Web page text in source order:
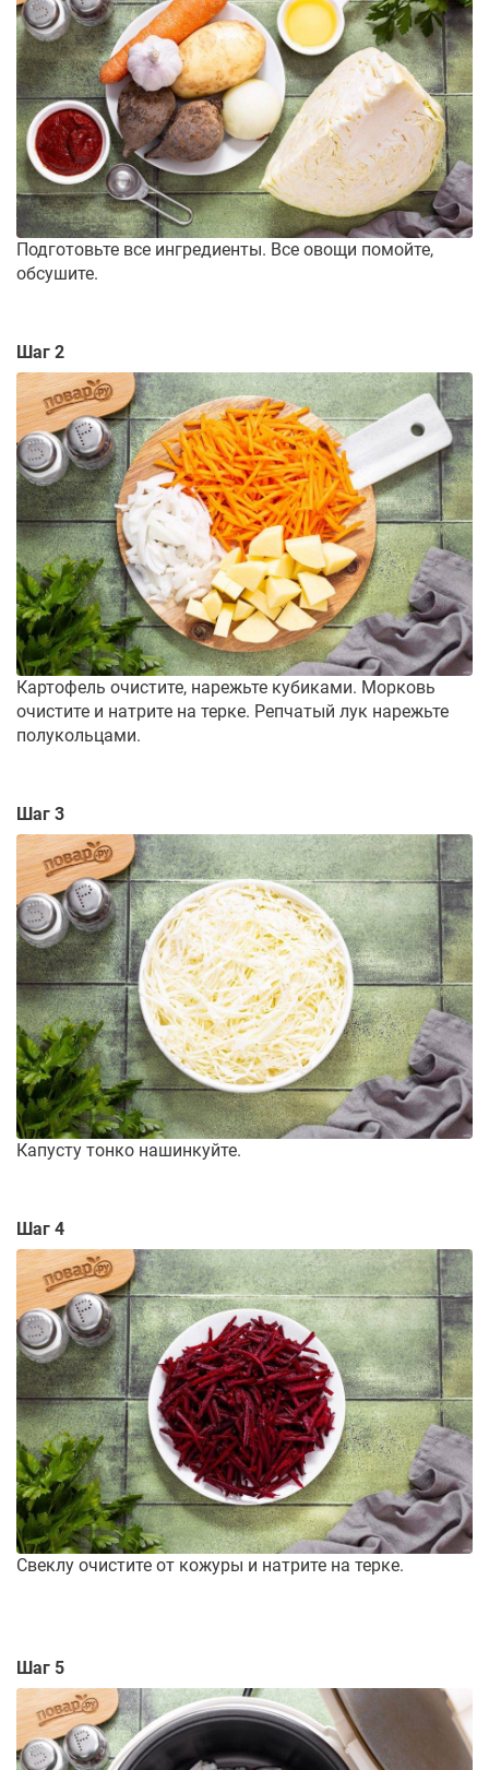
Подготовьте все ингредиенты. Все овощи помойте,
обсушите.
Шаг 2
Картофель очистите, нарежьте кубиками. Морковь
очистите и натрите на терке. Репчатый лук нарежьте
полукольцами.
Шаг 3
Капусту тонко нашинкуйте.
Шаг 4
Свеклу очистите от кожуры и натрите на терке.
Шаг 5